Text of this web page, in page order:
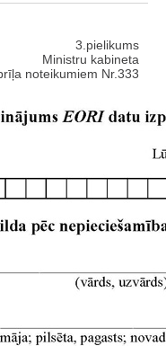
3.pielikums
Ministru kabineta
noteikumiem Nr.333